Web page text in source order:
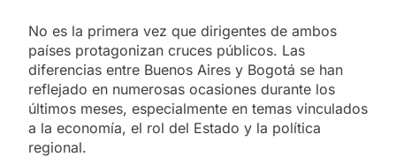
No es la primera vez que dirigentes de ambos
países protagonizan cruces públicos. Las
diferencias entre Buenos Aires y Bogotá se han
reflejado en numerosas ocasiones durante los
últimos meses, especialmente en temas vinculados
a la economía, el rol del Estado y la política
regional.